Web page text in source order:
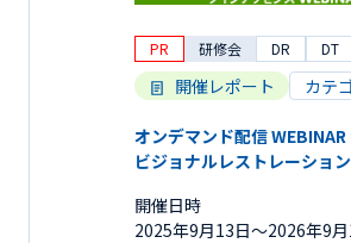
PR 研修会 DR DT
開催レポート カテ
オンデマンド配信
ビジョナルレストレーショ
開催日時
2025年9月13日〜2026年9